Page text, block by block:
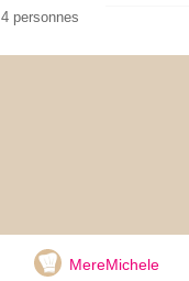
4 personnes
MereMichele